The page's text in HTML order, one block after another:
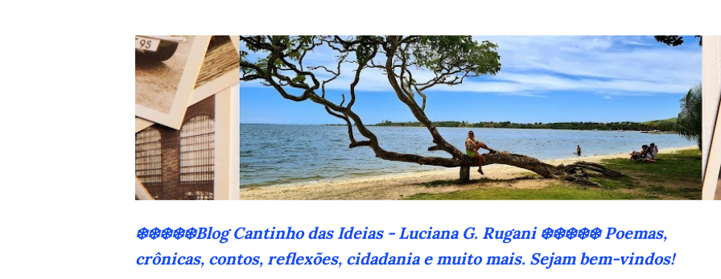
❄️❄️❄️❄️❄️Blog Cantinho das Ideias - Luciana G. Rugani ❄️❄️❄️❄️❄️ Poemas,
crônicas, contos, reflexões, cidadania e muito mais. Sejam bem-vindos!